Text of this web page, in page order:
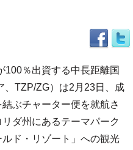
％出資する中長距離国
、TZP/ZG）は2月23日、成
ぶチャーター便を就航さ
ダ州にあるテーマパーク
ルド・リゾート」への観光